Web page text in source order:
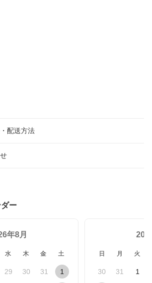
配送方法
ー
年8月
水 木 金 土
29 30 31 1
日 月 火
30 31 1